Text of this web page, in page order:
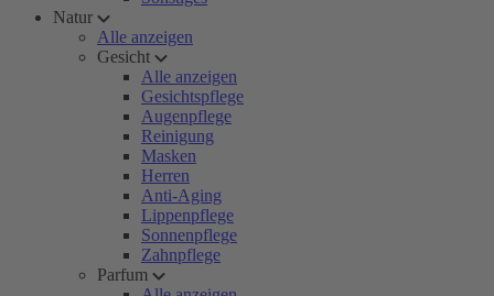
Natur
Alle anzeigen
Gesicht
Alle anzeigen
Gesichtspflege
Augenpflege
Reinigung
Masken
Herren
Anti-Aging
Lippenpflege
Sonnenpflege
Zahnpflege
Parfum